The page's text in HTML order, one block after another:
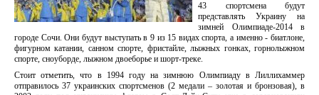
43 спортсмена будут
представлять Украину на
зимней Олимпиаде-2014 в
городе Сочи. Они будут выступать в 9 из 15 видах спорта, а именно - биатлоне,
фигурном катании, санном спорте, фристайле, лыжных гонках, горнолыжном
спорте, сноуборде, лыжном двоеборье и шорт-треке.
Стоит отметить, что в 1994 году на зимнюю Олимпиаду в Лиллихаммер
отправилось 37 украинских спортсменов (2 медали – золотая и бронзовая), в